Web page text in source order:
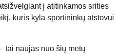
į atitinkamos srities
kuris kyla sportininkų atstovui
tai naujas nuo šių metų